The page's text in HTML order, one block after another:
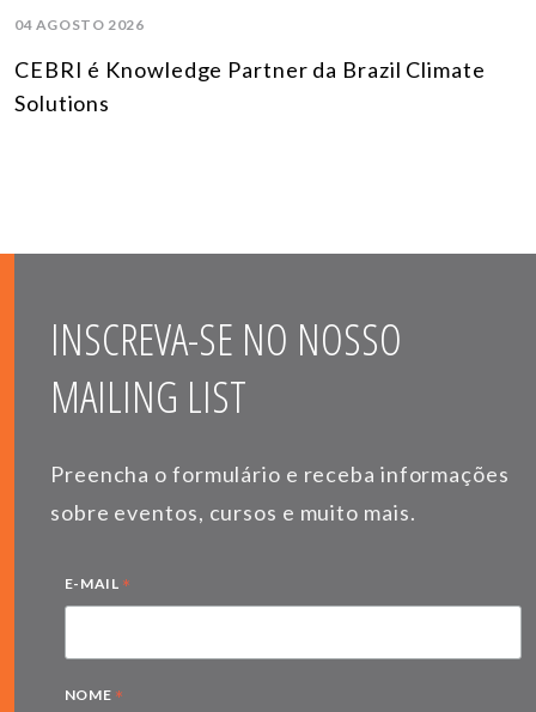
04 AGOSTO 2026
CEBRI é Knowledge Partner da Brazil Climate
Solutions
INSCREVA-SE NO NOSSO
MAILING LIST
Preencha o formulário e receba informações
sobre eventos, cursos e muito mais.
E-MAIL *
NOME *